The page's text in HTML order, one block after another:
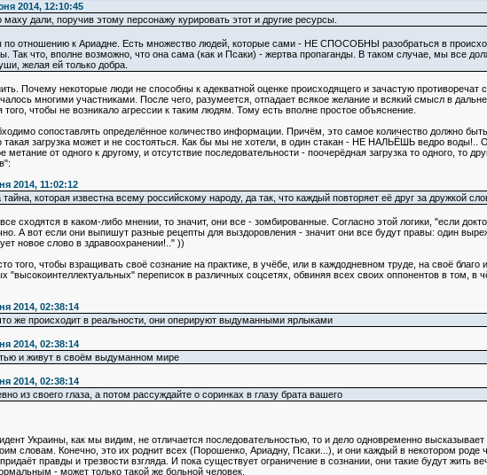
2014, 12:10:45
дали, поручив этому персонажу курировать этот и другие ресурсы.
по отношению к Ариадне. Есть множество людей, которые сами - НЕ СПОСОБНЫ разобраться в
Так что, вполне возможно, что она сама (как и Псаки) - жертва пропаганды. В таком случае, мы все
желая ей только добра.
Почему некоторые люди не способны к адекватной оценке происходящего и зачастую
многими участниками. После чего, разумеется, отпадает всякое желание и всякий смысл в
того, чтобы не возникало агрессии к таким людям. Тому есть вполне простое объяснение.
сопоставлять определённое количество информации. Причём, это самое количество должно
такая загрузка может и не состояться. Как бы мы не хотели, в один стакан - НЕ НАЛЬЁШЬ ведро
метание от одного к другому, и отсутствие последовательности - поочерёдная загрузка то одного,
2014, 11:02:12
которая известна всему российскому народу, да так, что каждый повторяет её друг за дружкой
сходятся в каком-либо мнении, то значит, они все - зомбированные. Согласно этой логики, "если
А вот если они выпишут разные рецепты для выздоровления - значит они все будут правы: один
новое слово в здравоохранении!.." ))
того, чтобы взращивать своё сознание на практике, в учёбе, или в каждодневном труде, на своё
"высокоинтеллектуальных" переписок в различных соцсетях, обвиняя всех своих оппонентов в том,
2014, 02:38:14
же происходит в реальности, они оперируют выдуманными ярлыками
2014, 02:38:14
и живут в своём выдуманном мире
2014, 02:38:14
из своего глаза, а потом рассуждайте о соринках в глазу брата вашего
Украины, как мы видим, не отличается последовательностью, то и дело одновременно
словам. Конечно, это их роднит всех (Порошенко, Ариадну, Псаки...), и они каждый в некотором роде
правды и трезвости взгляда. И пока существует ограничение в сознании, они такие будут жить
- может только такой же больной человек.